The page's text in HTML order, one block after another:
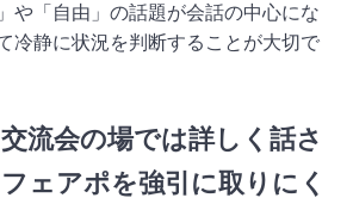
や「自由」の話題が会話の中心にな
冷静に状況を判断することが大切で
流会の場では詳しく話さ
ェアポを強引に取りにく